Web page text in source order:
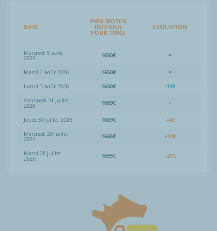
DATE
PRIX MOYEN
DU FIOUL
POUR 1000L
EVOLUTION
Mercredi 5 août
2026 1650€ =
Mardi 4 août 2026 1650€
=
Lundi 3 août 2026
1650€
-19€
Vendredi 31 juillet
2026 1669€ =
Jeudi 30 juillet 2026 1669€
+4€
Mercredi 29 juillet
2026 1665€ +10€
Mardi 28 juillet
2026 1655€ +21€